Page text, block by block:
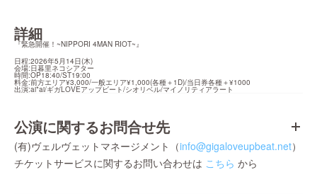
詳細
『緊急開催！~NIPPORI 4MAN RIOT~』
日程:2026年5月14日(木)
会場:日暮里ネコシアター
時間:OP18:40/ST19:00
料金:前方エリア¥3,000/一般エリア¥1,000(各種＋1D)/当日券各種＋¥1000
出演:ai*ai/ギガLOVEアップビート/シオリベル/マイノリティアラート
公演に関するお問合せ先
(有)ヴェルヴェットマネージメント（info@gigaloveupbeat.net）
チケットサービスに関するお問い合わせは こちら から